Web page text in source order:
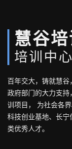
慧谷培
培训中心
百年交大，铸就慧
政府部门的大力支
训项目， 为社会各
科技创业基地、长
类优秀人才。